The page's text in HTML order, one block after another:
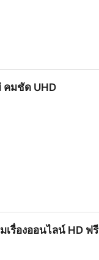
คมชัด UHD
เรื่องออนไลน์ HD ฟรี